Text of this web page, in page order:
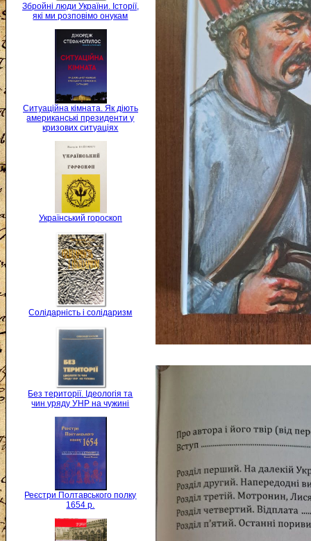
Збройні люди України. Історії,
які ми розповімо онукам
Ситуаційна кімната. Як діють
американські президенти у
кризових ситуаціях
Український гороскоп
Солідарність і солідаризм
Без території. Ідеологія та
чин уряду УНР на чужині
Реєстри Полтавського полку
1654 р.